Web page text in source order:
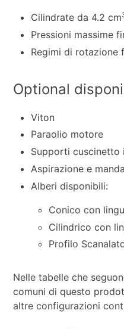
Cilindrate da 4.2 cm
Pressioni massime
Regimi di rotazione
Optional
Viton
Paraolio motore
Supporti cuscinetto
Aspirazione e
Alberi disponibili:
Conico con
Cilindrico con
Profilo
Nelle tabelle che
comuni di questo
altre configurazioni